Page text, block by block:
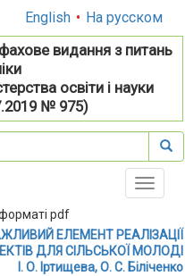
English • На русском
видання з питань
освіти і науки
№ 975)
Toggle
ЕЛЕМЕНТ РЕАЛІЗАЦІЇ
ДЛЯ СІЛЬСЬКОЇ МОЛОДІ
І. О. Іртищева, О. С. Біліченко